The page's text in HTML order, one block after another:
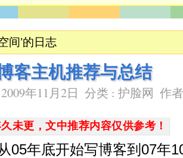
间’的日志
客主机推荐与总结
年11月2日 分类 : 护脸网 作
未更，文中推荐内容仅供参考！
05年底开始写博客到07年